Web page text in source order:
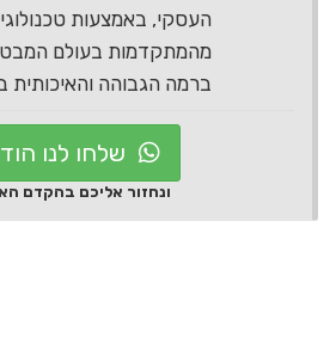
העסקי, באמצעות
מהמתקדמות בעולם
ברמה הגבוהה והאיכותית
שלחו לנו
ונחזור אליכם בהקדם